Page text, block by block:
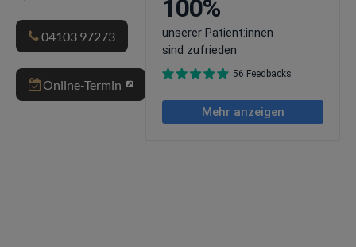
04103 97273
Online-Termin